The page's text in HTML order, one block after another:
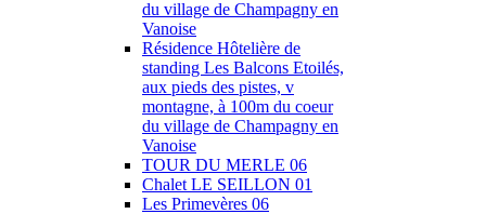
du village de Champagny en
Vanoise
Résidence Hôtelière de
standing Les Balcons Etoilés,
aux pieds des pistes, v
montagne, à 100m du coeur
du village de Champagny en
Vanoise
TOUR DU MERLE 06
Chalet LE SEILLON 01
Les Primevères 06